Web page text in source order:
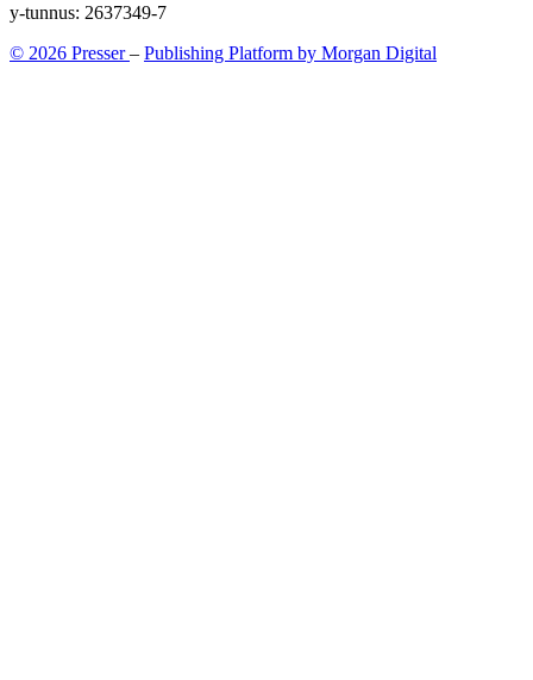
y-tunnus: 2637349-7
© 2026 Presser– Publishing Platform by Morgan Digital